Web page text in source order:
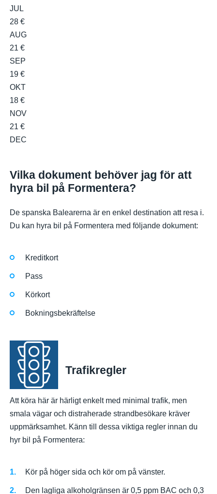
JUL
28 €
AUG
21 €
SEP
19 €
OKT
18 €
NOV
21 €
DEC
Vilka dokument behöver jag för att
hyra bil på Formentera?
De spanska Balearerna är en enkel destination att resa i.
Du kan hyra bil på Formentera med följande dokument:
Kreditkort
Pass
Körkort
Bokningsbekräftelse
Trafikregler
Att köra här är härligt enkelt med minimal trafik, men
smala vägar och distraherade strandbesökare kräver
uppmärksamhet. Känn till dessa viktiga regler innan du
hyr bil på Formentera:
Kör på höger sida och kör om på vänster.
Den lagliga alkoholgränsen är 0,5 ppm BAC och 0,3